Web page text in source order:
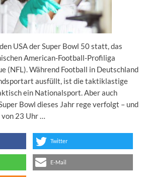
USA der Super Bowl 50 statt, das
American-Football-Profiliga
(NFL). Während Football in Deutschland
ausfüllt, ist die taktiklastige
ein Nationalsport. Aber auch
Bowl dieses Jahr rege verfolgt – und
23 Uhr …
Twitter
E-Mail